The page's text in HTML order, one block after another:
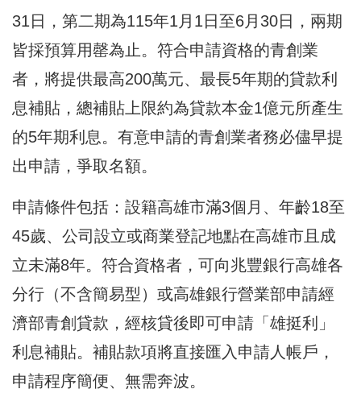
31日，第二期為115年1月1日至6月30日，兩期
皆採預算用罄為止。符合申請資格的青創業
者，將提供最高200萬元、最長5年期的貸款利
息補貼，總補貼上限約為貸款本金1億元所產生
的5年期利息。有意申請的青創業者務必儘早提
出申請，爭取名額。
申請條件包括：設籍高雄市滿3個月、年齡18至
45歲、公司設立或商業登記地點在高雄市且成
立未滿8年。符合資格者，可向兆豐銀行高雄各
分行（不含簡易型）或高雄銀行營業部申請經
濟部青創貸款，經核貸後即可申請「雄挺利」
利息補貼。補貼款項將直接匯入申請人帳戶，
申請程序簡便、無需奔波。